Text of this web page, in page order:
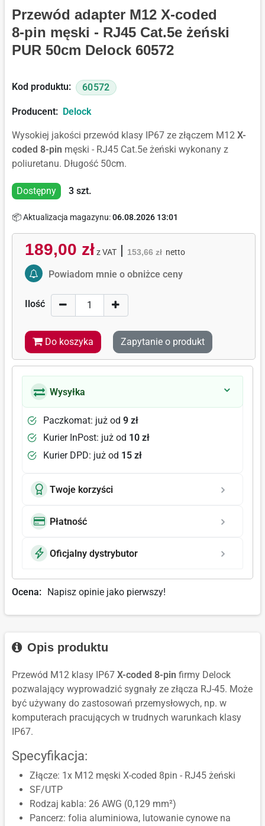
Przewód adapter M12 X-coded
8-pin męski - RJ45 Cat.5e żeński
PUR 50cm Delock 60572
Kod produktu: 60572
Producent: Delock
Wysokiej jakości przewód klasy IP67 ze złączem M12 X-
coded 8-pin męski - RJ45 Cat.5e żeński wykonany z
poliuretanu. Długość 50cm.
Dostępny 3 szt.
📦 Aktualizacja magazynu:06.08.2026 13:01
189,00 zł z VAT| 153,66 zł netto
Activate Price Alert
Powiadom mnie o obniżce ceny
Ilość
Do koszyka Zapytanie o produkt
Wysyłka
Paczkomat: już od 9 zł
Kurier InPost: już od 10 zł
Kurier DPD: już od 15 zł
Twoje korzyści
Płatność
Oficjalny dystrybutor
Ocena: Napisz opinie jako pierwszy!
Opis produktu
Przewód M12 klasy IP67 X-coded 8-pin firmy Delock
pozwalający wyprowadzić sygnały ze złącza RJ-45. Może
być używany do zastosowań przemysłowych, np. w
komputerach pracujących w trudnych warunkach klasy
IP67.
Specyfikacja:
Złącze: 1x M12 męski X-coded 8pin - RJ45 żeński
SF/UTP
Rodzaj kabla: 26 AWG (0,129 mm²)
Pancerz: folia aluminiowa, lutowanie cynowe na